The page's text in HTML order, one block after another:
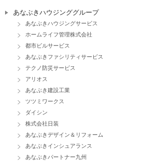
あなぶきハウジンググループ
あなぶきハウジングサービス
ホームライフ管理株式会社
都市ビルサービス
あなぶきファシリティサービス
テクノ防災サービス
アリオス
あなぶき建設工業
ツツミワークス
ダイシン
株式会社日装
あなぶきデザイン＆リフォーム
あなぶきインシュアランス
あなぶきパートナー九州